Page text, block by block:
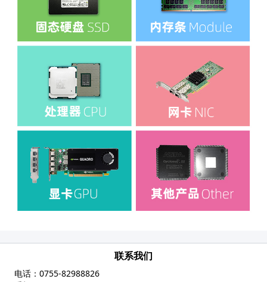
联系我们
电话： 0755-82988826